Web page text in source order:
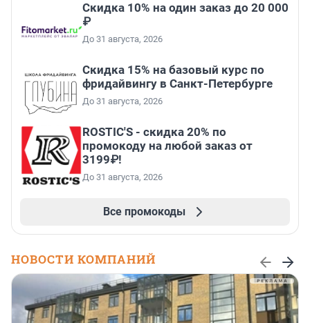
Скидка 10% на один заказ до 20 000
₽
До 31 августа, 2026
Скидка 15% на базовый курс по
фридайвингу в Санкт-Петербурге
До 31 августа, 2026
ROSTIC'S - скидка 20% по
промокоду на любой заказ от
3199₽!
До 31 августа, 2026
Все промокоды
НОВОСТИ КОМПАНИЙ